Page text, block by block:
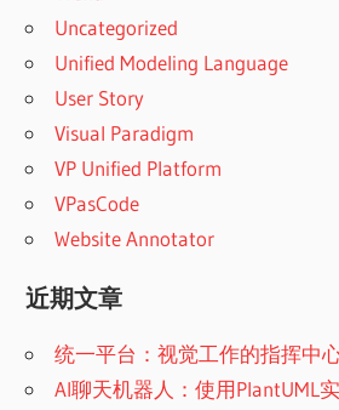
Uncategorized
Unified Modeling Language
User Story
Visual Paradigm
VP Unified Platform
VPasCode
Website Annotator
近期文章
统一平台：视觉工作的指挥中
AI聊天机器人：使用PlantUML